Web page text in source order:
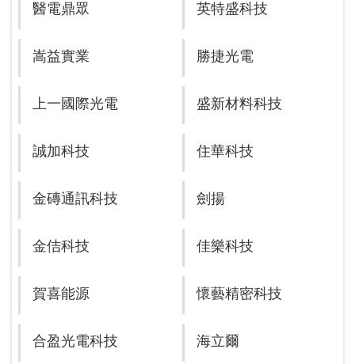
醫電鼎眾 英特盛科技
嵩益實業 勝捷光電
上一國際光電 盛新材料科技
誠加科技 住華科技
金磚通訊科技 劍揚
金佶科技 佳樂科技
賀喜能源 懷藝精密科技
合盈光電科技 海立爾